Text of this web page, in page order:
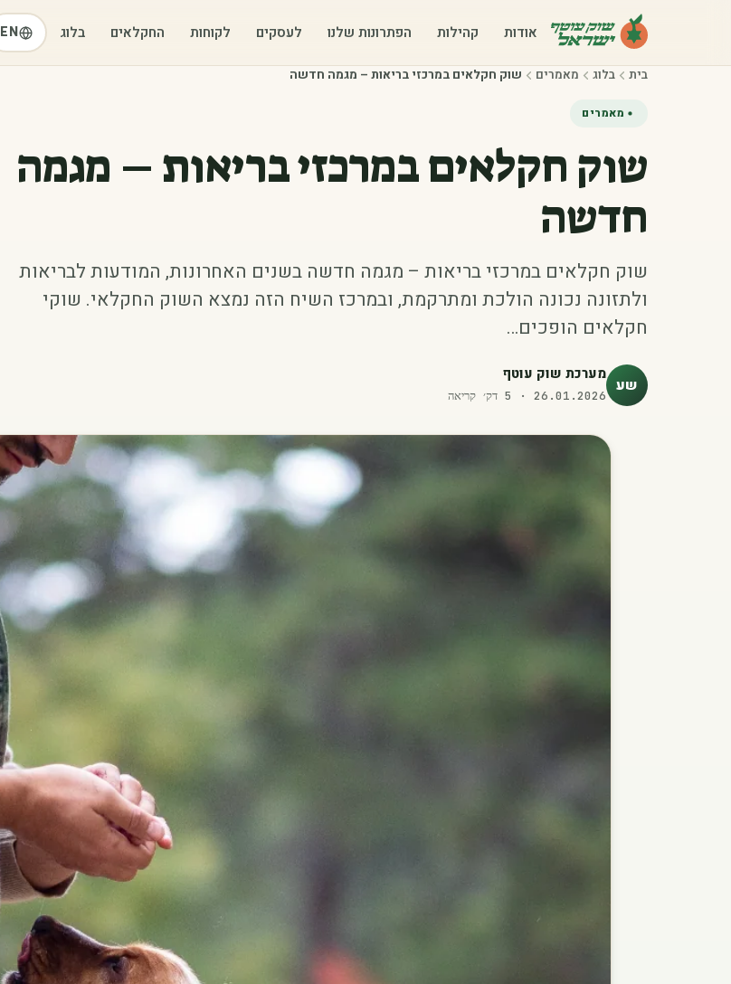
אודות קהילות הפתרונות שלנו לעסקים לקוחות החקלאים בלוג EN
בית בלוג מאמרים שוק חקלאים במרכזי בריאות – מגמה חדשה
מאמרים
שוק חקלאים במרכזי בריאות – מגמה
חדשה
שוק חקלאים במרכזי בריאות – מגמה חדשה בשנים האחרונות, המודעות לבריאות
ולתזונה נכונה הולכת ומתרקמת, ובמרכז השיח הזה נמצא השוק החקלאי. שוקי
חקלאים הופכים…
שע מערכת שוק עוטף
26.01.2026
·
5 דק׳ קריאה